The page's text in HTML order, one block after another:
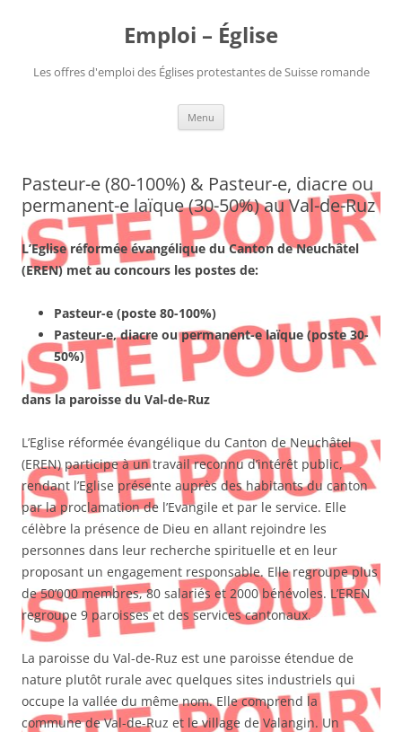
Emploi – Église
Les offres d'emploi des Églises protestantes de Suisse romande
Menu
Pasteur-e (80-100%) & Pasteur-e, diacre ou
permanent-e laïque (30-50%) au Val-de-Ruz
L’Eglise réformée évangélique du Canton de Neuchâtel
(EREN) met au concours les postes de:
Pasteur-e (poste 80-100%)
Pasteur-e, diacre ou permanent-e laïque (poste 30-
50%)
dans la paroisse du Val-de-Ruz
L’Eglise réformée évangélique du Canton de Neuchâtel
(EREN) participe à un travail reconnu d’intérêt public,
rendant l’Eglise présente auprès des habitants du canton
par la proclamation de l’Evangile et par le service. Elle
célèbre la présence de Dieu en allant rejoindre les
personnes dans leur recherche spirituelle et en leur
proposant un engagement responsable. Elle regroupe plus
de 50’000 membres, 80 salariés et 2000 bénévoles. L’EREN
regroupe 9 paroisses et des services cantonaux.
La paroisse du Val-de-Ruz est une paroisse étendue de
nature plutôt rurale avec quelques sites industriels qui
occupe la vallée du même nom. Elle comprend la
commune de Val-de-Ruz et le village de Valangin. Un